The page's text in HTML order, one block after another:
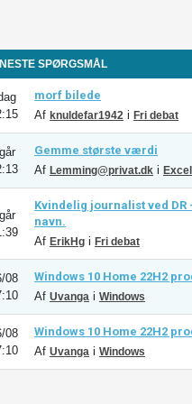
SPØRGSMÅL
morf bilede
Af knuldefar1942 i Fri debat
går
Gemme største værdi
Af Lemming@privat.dk i Excel
går
Kvindelig journalist ved DR
navn.
Af ErikHg i Fri debat
08
Windows 10 Home 22H2
Af Uvanga i Windows
08
Windows 10 Home 22H2
Af Uvanga i Windows